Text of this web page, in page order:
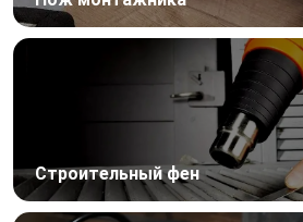
Строительный фен